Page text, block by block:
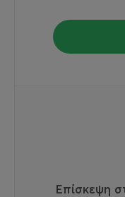
Επίσκεψη